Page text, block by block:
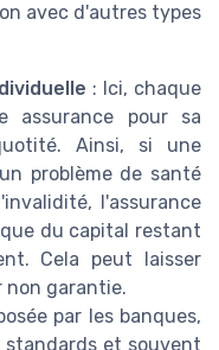
avec d'autres types
: Ici, chaque
assurance pour sa
Ainsi, si une
problème de santé
l'assurance
du capital restant
Cela peut laisser
non garantie.
par les banques,
et souvent